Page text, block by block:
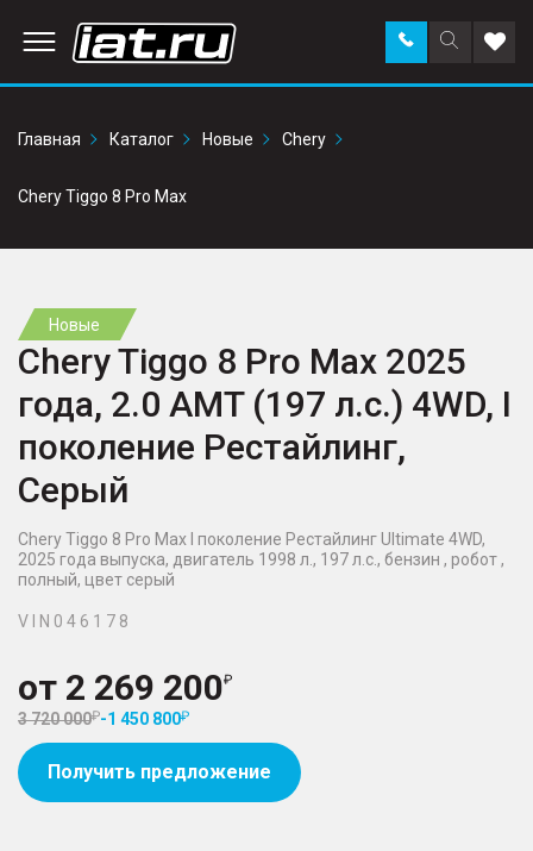
Поиск
по
Заказать
звонок в
Главная
Каталог Новые Chery
Chery Tiggo 8 Pro Max
Новые
Chery Tiggo 8 Pro Max 2025
года, 2.0 AMT (197 л.с.) 4WD, I
поколение Рестайлинг,
Серый
Chery Tiggo 8 Pro Max I поколение Рестайлинг Ultimate 4WD,
2025 года выпуска, двигатель 1998 л., 197 л.с., бензин , робот ,
полный, цвет серый
V I N 0 4 6 1 7 8
от 2 269 200
3 720 000 -1 450 800
Получить предложение